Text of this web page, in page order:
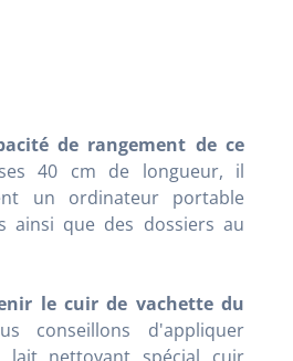
de rangement de ce
40 cm de longueur, il
un ordinateur portable
ainsi que des dossiers au
le cuir de vachette du
conseillons d'appliquer